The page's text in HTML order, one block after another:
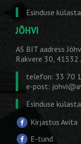
Esinduse
JÕHVI
AS BIT aadress
Rakvere 30, 41532
telefon: 33 70
e-post:
Esinduse
Kirjastus Avita
E-tund